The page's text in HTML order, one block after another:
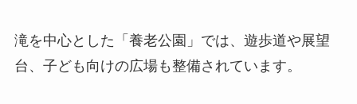
滝を中心とした「養老公園」では、遊歩道や展望
台、子ども向けの広場も整備されています。